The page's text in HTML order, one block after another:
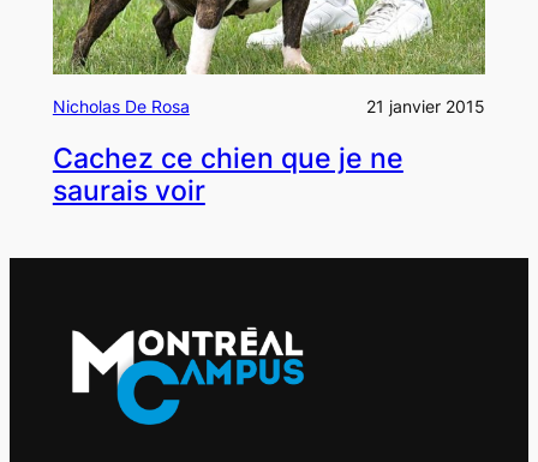
Nicholas De Rosa 21 janvier 2015
Cachez ce chien que je ne
saurais voir